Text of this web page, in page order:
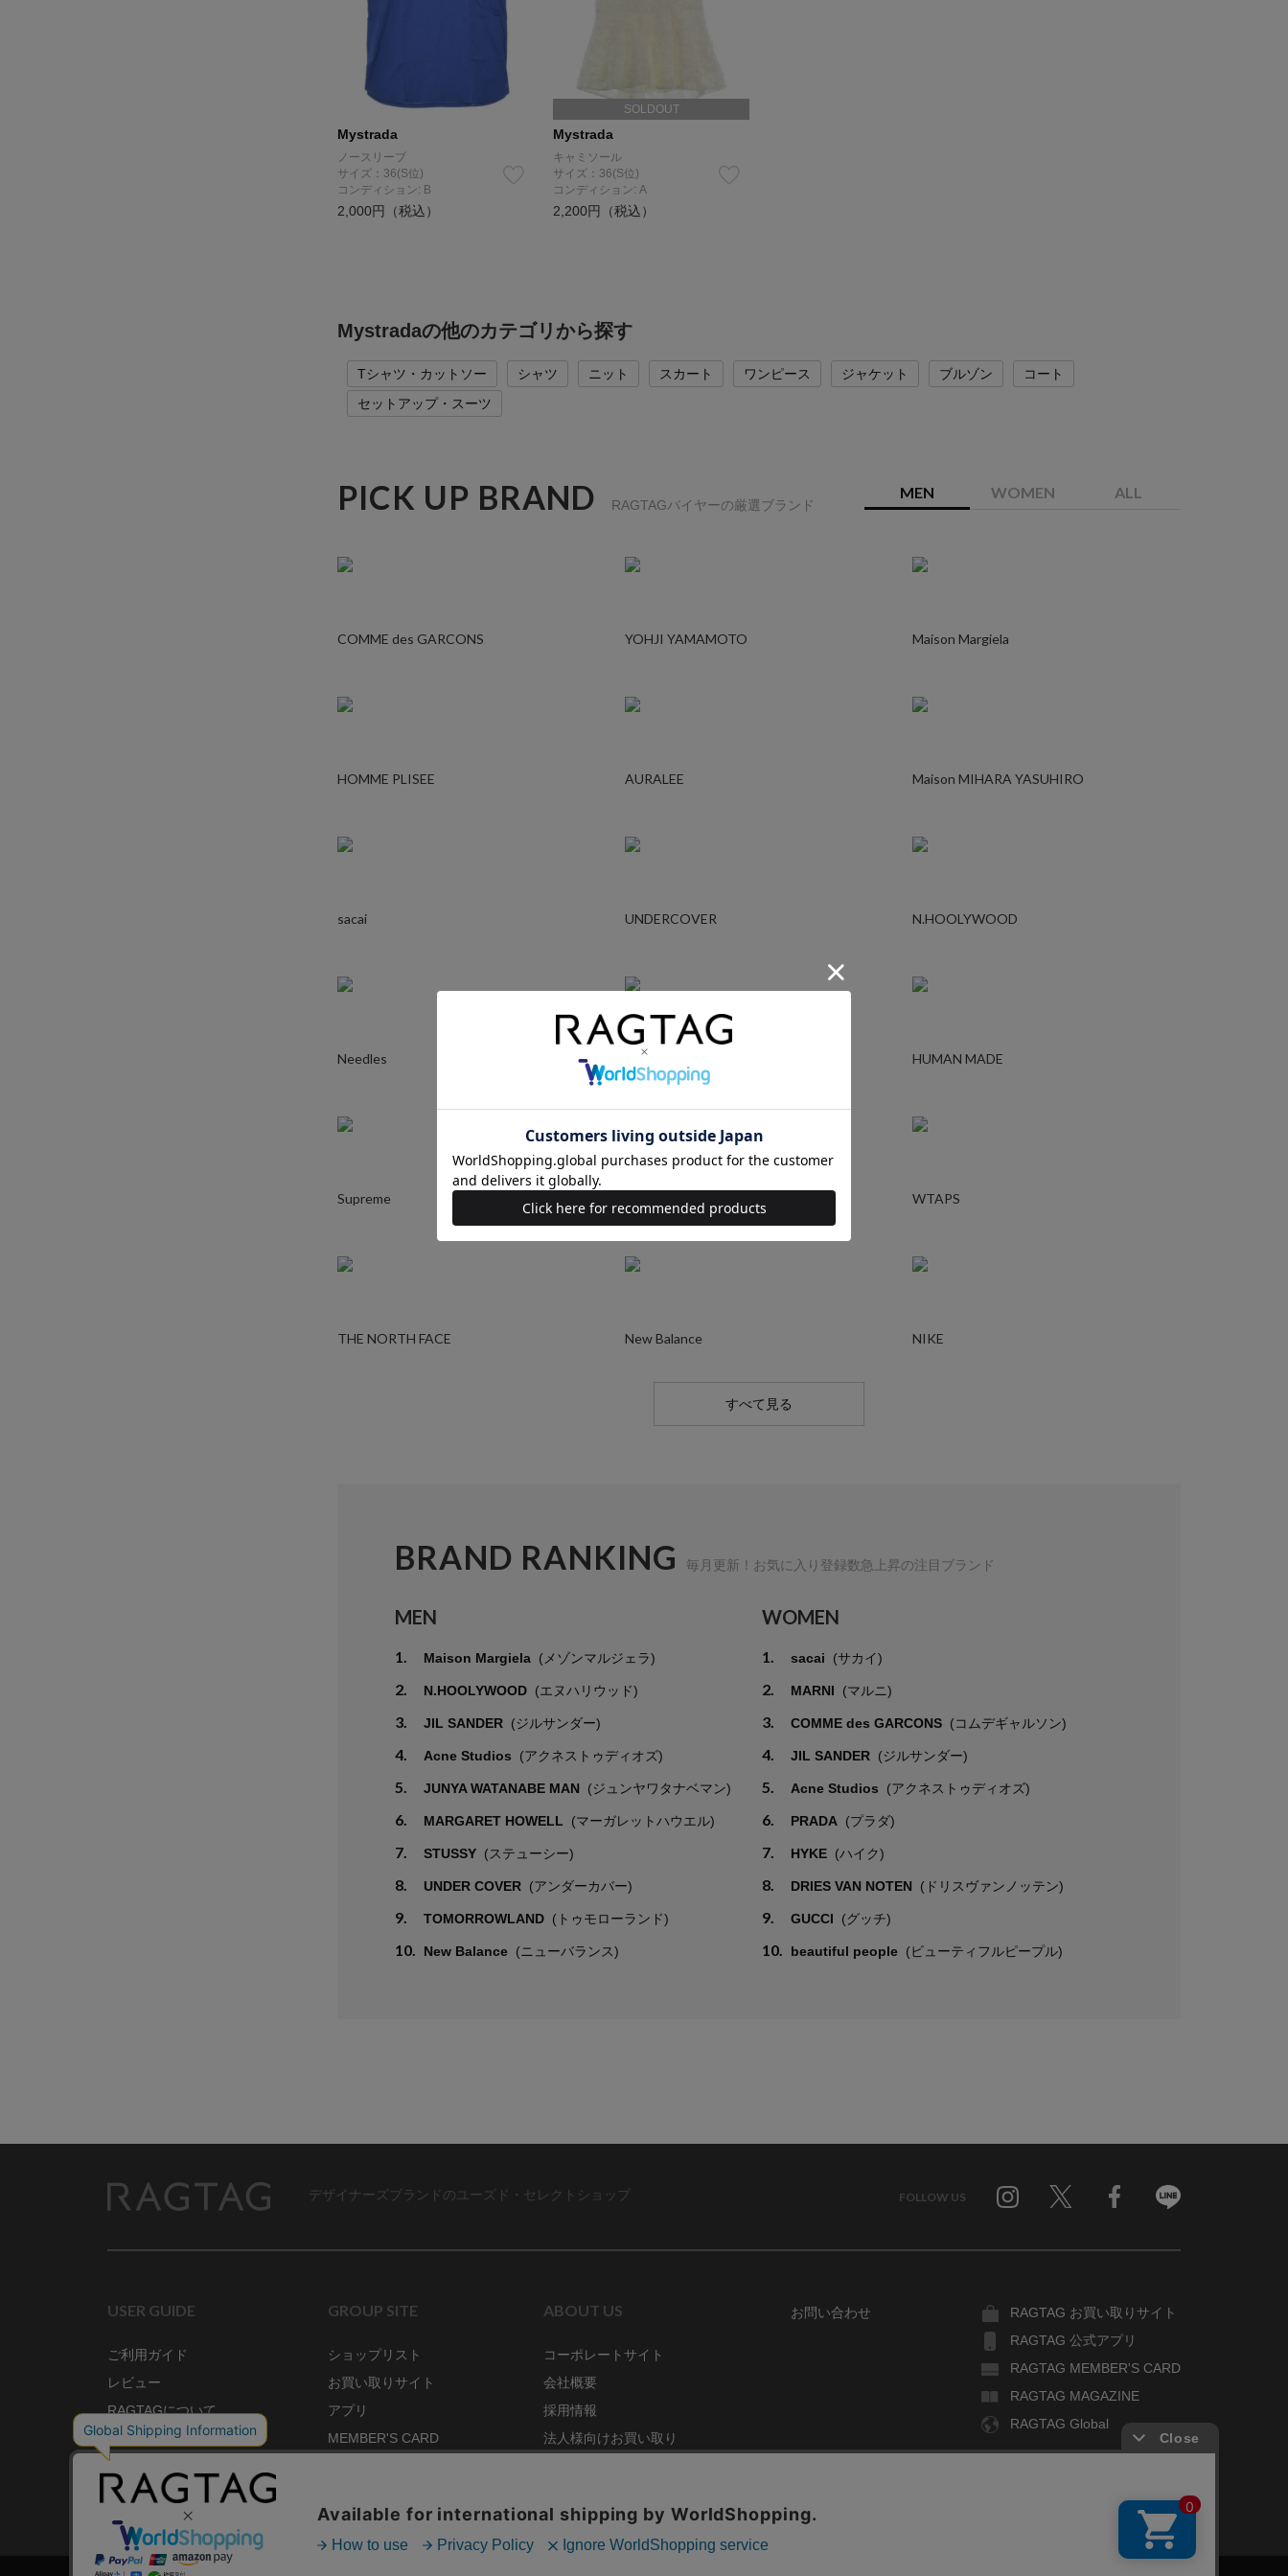
Mystrada
ノースリーブ
サイズ：36(S位)
コンディション: B
2,000円（税込）
SOLDOUT
Mystrada
キャミソール
サイズ：36(S位)
コンディション: A
2,200円（税込）
Mystradaの他のカテゴリから探す
Tシャツ・カットソー シャツ ニット スカート ワンピース ジャケット ブルゾン
コート
セットアップ・スーツ
PICK UP BRAND RAGTAGバイヤーの厳選ブランド
MEN WOMEN ALL
COMME des GARCONS YOHJI YAMAMOTO Maison Margiela
HOMME PLISEE AURALEE Maison MIHARA YASUHIRO
sacai UNDERCOVER N.HOOLYWOOD
Needles Ralph Lauren HUMAN MADE
Supreme WTAPS
THE NORTH FACE New Balance NIKE
すべて見る
BRAND RANKING 毎月更新！お気に入り登録数急上昇の注目ブランド
MEN
1. Maison Margiela (メゾンマルジェラ)
2. N.HOOLYWOOD (エヌハリウッド)
3. JIL SANDER (ジルサンダー)
4. Acne Studios (アクネストゥディオズ)
5. JUNYA WATANABE MAN (ジュンヤワタナベマン)
6. MARGARET HOWELL (マーガレットハウエル)
7. STUSSY (ステューシー)
8. UNDER COVER (アンダーカバー)
9. TOMORROWLAND (トゥモローランド)
10. New Balance (ニューバランス)
WOMEN
1. sacai (サカイ)
2. MARNI (マルニ)
3. COMME des GARCONS (コムデギャルソン)
4. JIL SANDER (ジルサンダー)
5. Acne Studios (アクネストゥディオズ)
6. PRADA (プラダ)
7. HYKE (ハイク)
8. DRIES VAN NOTEN (ドリスヴァンノッテン)
9. GUCCI (グッチ)
10. beautiful people (ビューティフルピープル)
デザイナーズブランドのユーズド・セレクトショップ FOLLOW US
USER GUIDE
ご利用ガイド
レビュー
RAGTAGについて
ご利用規約
プライバシーポリシー
GROUP SITE
ショップリスト
お買い取りサイト
アプリ
MEMBER'S CARD
ABOUT US
コーポレートサイト
会社概要
採用情報
法人様向けお買い取り
お問い合わせ
RAGTAG お買い取りサイト
RAGTAG 公式アプリ
RAGTAG MEMBER'S CARD
RAGTAG MAGAZINE
RAGTAG Global